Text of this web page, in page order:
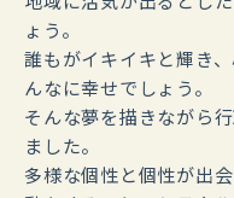
ょう。
誰もがイキイキと輝き
んなに幸せでしょう。
そんな夢を描きながら
ました。
多様な個性と個性が出